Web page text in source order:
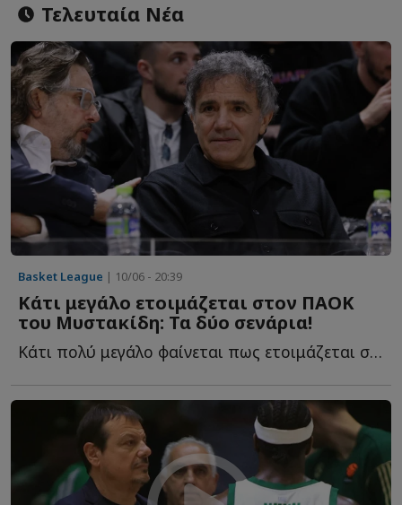
Τελευταία Νέα
Basket League | 10/06 - 20:39
Κάτι μεγάλο ετοιμάζεται στον ΠΑΟΚ
του Μυστακίδη: Τα δύο σενάρια!
Κάτι πολύ μεγάλο φαίνεται πως ετοιμάζεται στον ΠΑΟΚ τ...